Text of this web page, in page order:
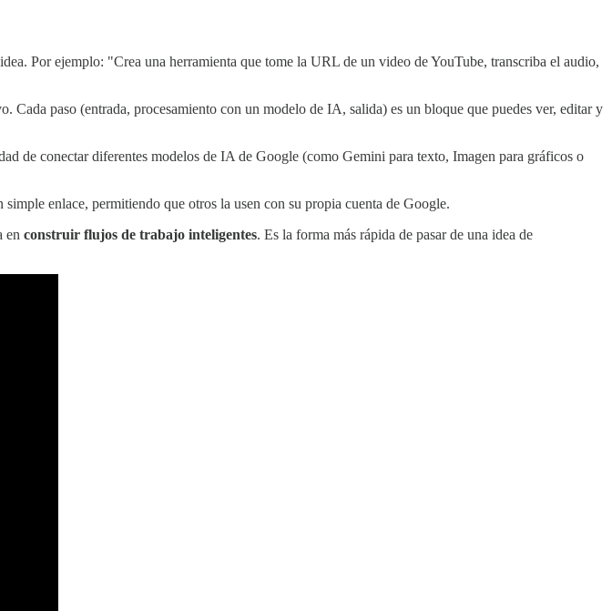
Por ejemplo: "Crea una herramienta que tome la URL de un video de YouTube, transcriba el audio,
Cada paso (entrada, procesamiento con un modelo de IA, salida) es un bloque que puedes ver, editar y
de conectar diferentes modelos de IA de Google (como Gemini para texto, Imagen para gráficos o
enlace, permitiendo que otros la usen con su propia cuenta de Google.
en construir flujos de trabajo inteligentes. Es la forma más rápida de pasar de una idea de